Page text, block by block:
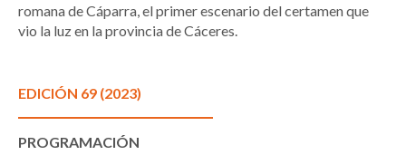
romana de Cáparra, el primer escenario del certamen que
vio la luz en la provincia de Cáceres.
EDICIÓN 69 (2023)
PROGRAMACIÓN